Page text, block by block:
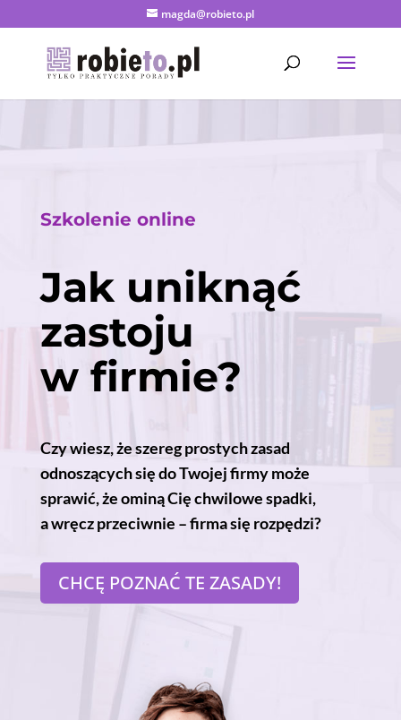
magda@robieto.pl
Szkolenie online
Jak uniknąć
zastoju
w firmie?
Czy wiesz, że szereg prostych zasad
odnoszących się do Twojej firmy może
sprawić, że ominą Cię chwilowe spadki,
a wręcz przeciwnie – firma się rozpędzi?
CHCĘ POZNAĆ TE ZASADY!